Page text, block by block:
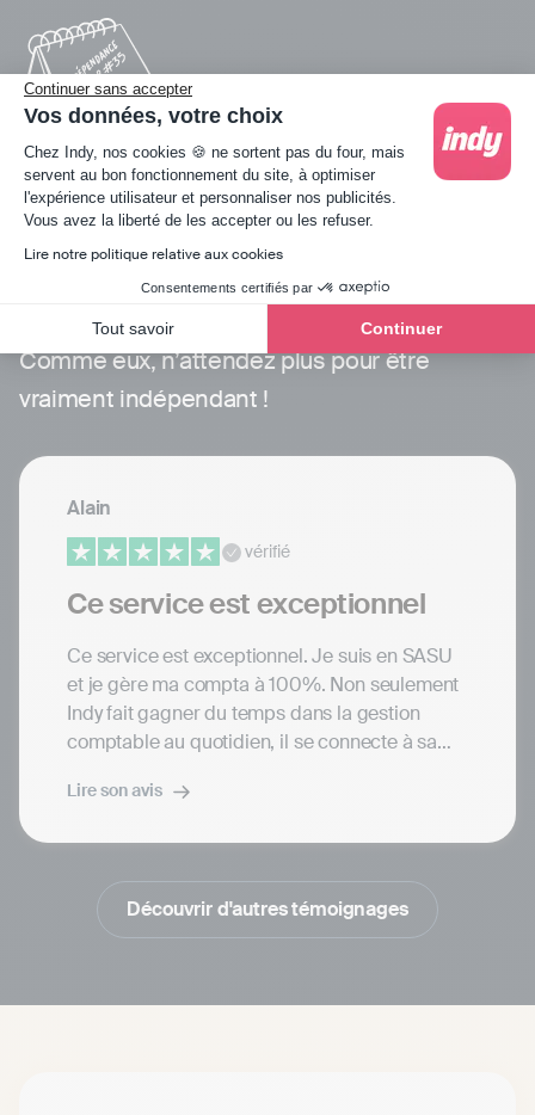
Continuer sans accepter
Vos données, votre choix
Plateforme de Gestion du Consentement :
Chez Indy, nos cookies 🍪 ne sortent pas du four, mais
servent au bon fonctionnement du site, à optimiser
l'expérience utilisateur et personnaliser nos publicités.
Vous avez la liberté de les accepter ou les refuser.
Lire notre politique relative aux cookies
Consentements certifiés par
Tout savoir Continuer
Axeptio consent
Plus de 400 000 indépendants
nous font confiance
Comme eux, n’attendez plus pour être
vraiment indépendant !
Alain
vérifié
Ce service est exceptionnel
Ce service est exceptionnel. Je suis en SASU
et je gère ma compta à 100%. Non seulement
Indy fait gagner du temps dans la gestion
comptable au quotidien, il se connecte à sa
Indy facilite le contrôle des documents
Lire son avis
Découvrir d'autres témoignages